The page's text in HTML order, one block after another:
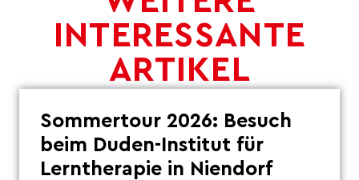
INTERESSANTE
ARTIKEL
Sommertour 2026: Besuch
beim Duden-Institut für
Lerntherapie in Niendorf